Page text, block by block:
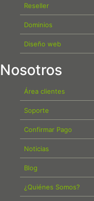
Reseller
Dominios
Diseño web
Nosotros
Área clientes
Soporte
Confirmar Pago
Noticias
Blog
¿Quiénes Somos?